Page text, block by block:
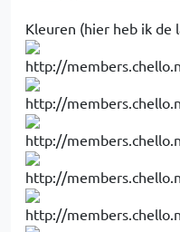
Kleuren (hier heb ik de